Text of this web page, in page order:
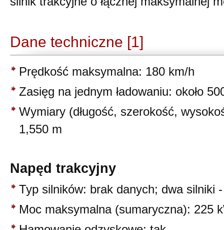
Dane techniczne [1]
Prędkość maksymalna: 180 km/h
Zasięg na jednym ładowaniu: około
Wymiary (długość, szerokość,
1,550 m
Napęd trakcyjny
Typ silników: brak danych; dwa silniki
Moc maksymalna (sumaryczna): 225